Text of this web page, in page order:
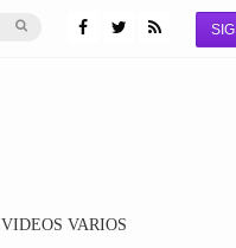
VIDEOS VARIOS